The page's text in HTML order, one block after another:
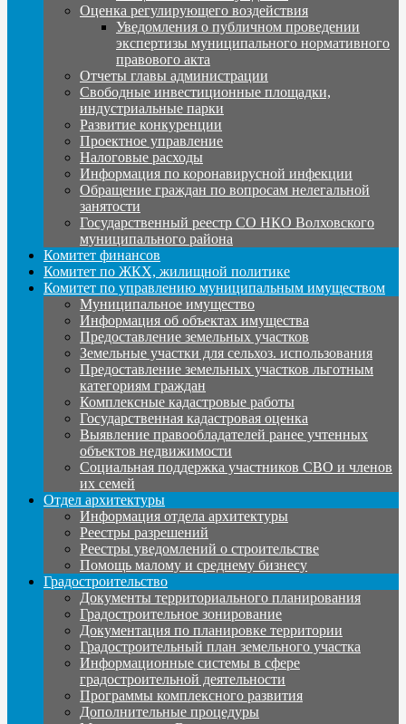
Оценка регулирующего воздействия
Уведомления о публичном проведении
экспертизы муниципального нормативного
правового акта
Отчеты главы администрации
Свободные инвестиционные площадки,
индустриальные парки
Развитие конкуренции
Проектное управление
Налоговые расходы
Информация по коронавирусной инфекции
Обращение граждан по вопросам нелегальной
занятости
Государственный реестр СО НКО Волховского
муниципального района
Комитет финансов
Комитет по ЖКХ, жилищной политике
Комитет по управлению муниципальным имуществом
Муниципальное имущество
Информация об объектах имущества
Предоставление земельных участков
Земельные участки для сельхоз. использования
Предоставление земельных участков льготным
категориям граждан
Комплексные кадастровые работы
Государственная кадастровая оценка
Выявление правообладателей ранее учтенных
объектов недвижимости
Социальная поддержка участников СВО и членов
их семей
Отдел архитектуры
Информация отдела архитектуры
Реестры разрешений
Реестры уведомлений о строительстве
Помощь малому и среднему бизнесу
Градостроительство
Документы территориального планирования
Градостроительное зонирование
Документация по планировке территории
Градостроительный план земельного участка
Информационные системы в сфере
градостроительной деятельности
Программы комплексного развития
Дополнительные процедуры